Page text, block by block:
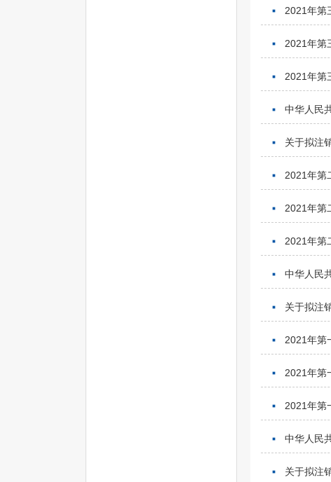
2021年第
2021年第
2021年第
中华人民
关于拟注
2021年第
2021年第
2021年第
中华人民
关于拟注
2021年第
2021年第
2021年第
中华人民
关于拟注